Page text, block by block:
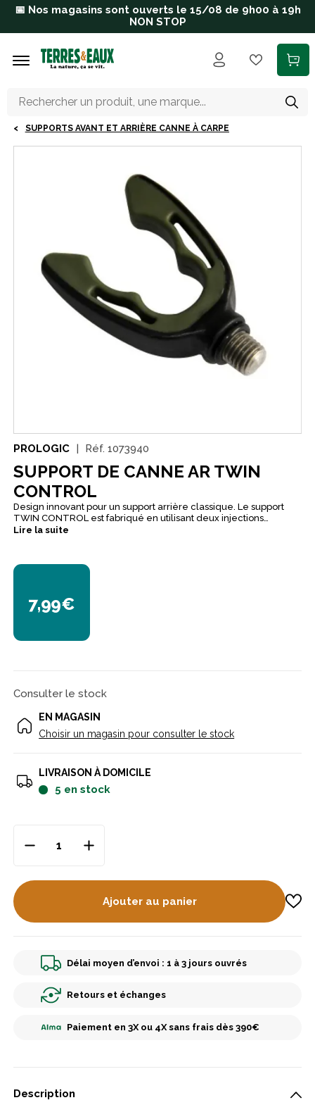
Aller au contenu principal
📅 Nos magasins sont ouverts le 15/08 de 9h00 à 19h
NON STOP
SUPPORTS AVANT ET ARRIÈRE CANNE À CARPE
PROLOGIC Réf. 1073940
SUPPORT DE CANNE AR TWIN
CONTROL
Design innovant pour un support arrière classique. Le support
TWIN CONTROL est fabriqué en utilisant deux injections
différentes: plastique rigide sur l’extérieur et caoutchouc semi-
Lire la suite
7,99€
Consulter le stock
EN MAGASIN
Choisir un magasin pour consulter le stock
LIVRAISON À DOMICILE
5 en stock
Ajouter au panier
Délai moyen d’envoi : 1 à 3 jours ouvrés
Retours et échanges
Paiement en 3X ou 4X sans frais dès 390€
Description